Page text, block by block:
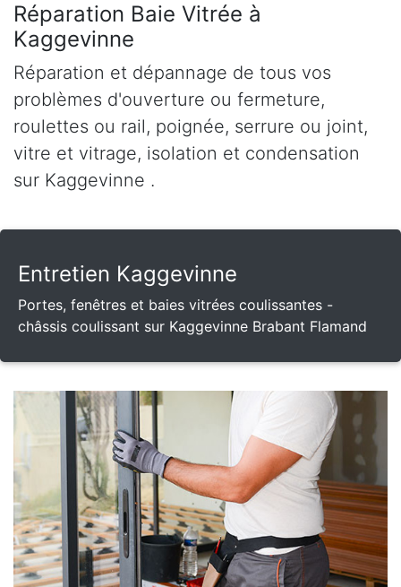
Réparation Baie Vitrée à
Kaggevinne
Réparation et dépannage de tous vos
problèmes d'ouverture ou fermeture,
roulettes ou rail, poignée, serrure ou joint,
vitre et vitrage, isolation et condensation
sur Kaggevinne .
Entretien Kaggevinne
Portes, fenêtres et baies vitrées coulissantes -
châssis coulissant sur Kaggevinne Brabant Flamand